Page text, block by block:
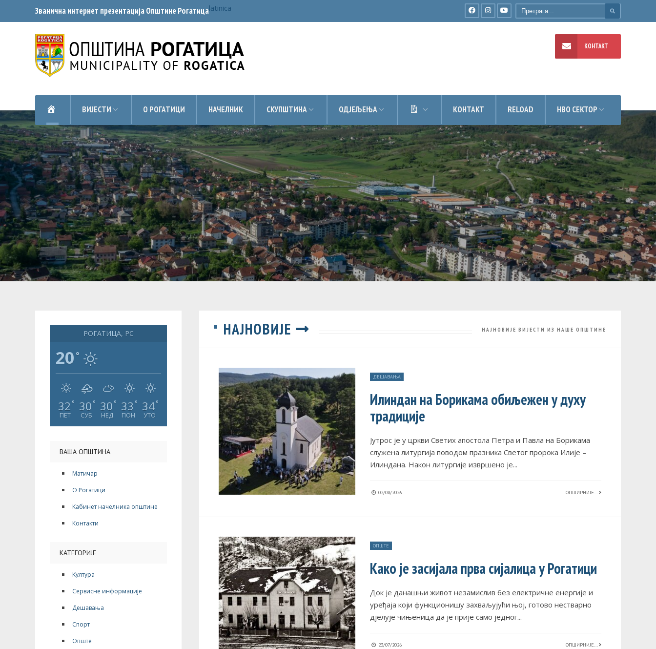
Званична интернет презентација Општинe Рогатицаlatinica
НАСЛОВНАВИЈЕСТИ О РОГАТИЦИ НАЧЕЛНИК СКУПШТИНА ОДЈЕЉЕЊА ДОКУМЕНТИКОНТАКТ RELOAD НВО СЕКТОР
КОНТАКТ
РОГАТИЦА, РС
20 °
32 °
ПЕТ
30 °
СУБ
30 °
НЕД
33 °
ПОН
34°
УТО
ВАША ОПШТИНА
Матичар
О Рогатици
Кабинет начелника општине
Контакти
КАТЕГОРИЈЕ
Култура
Сервисне информације
Дешавања
Спорт
Опште
НАЈНОВИЈЕ НАЈНОВИЈЕ ВИЈЕСТИ ИЗ НАШЕ ОПШТИНЕ
ДЕШАВАЊА
Илиндан на Борикама обиљежен у духу
традиције
Јутрос је у цркви Светих апостола Петра и Павла на Борикама
служена литургија поводом празника Светог пророка Илије –
Илиндана. Након литургије извршено је...
02/08/2026 ОПШИРНИЈЕ...
ОПШТЕ
Како је засијала прва сијалица у Рогатици
Док је данашњи живот незамислив без електричне енергије и
уређаја који функционишу захваљујући њој, готово нестварно
дјелује чињеница да је прије само једног...
23/07/2026 ОПШИРНИЈЕ...